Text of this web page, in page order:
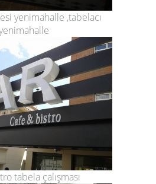
yenimahalle ,tabelacı
tabela çalışması